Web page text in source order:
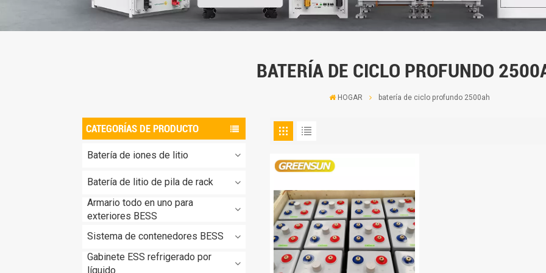
BATERÍA DE CICLO PROFUNDO
HOGAR batería de ciclo profundo 2500ah
CATEGORÍAS DE PRODUCTO
Batería de iones de litio
Batería de litio de pila de rack
Armario todo en uno para
exteriores BESS
Sistema de contenedores BESS
Gabinete ESS refrigerado por
líquido